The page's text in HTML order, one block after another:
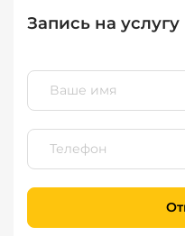
Запись на услугу